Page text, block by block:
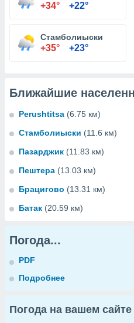
+34° +22°
Стамболиыски
+35° +23°
Ближайшие
Perushtitsa (6.75 км)
Стамболиыски (11.6 км)
Пазарджик (11.83 км)
Пештера (13.03 км)
Брацигово (13.31 км)
Батак (20.59 км)
Погода...
PDF
Подробнее
Погода на вашем сайте